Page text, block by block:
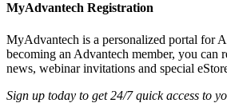
MyAdvantech Registration
MyAdvantech is a personalized portal for
becoming an Advantech member, you can
news, webinar invitations and special
Sign up today to get 24/7 quick access to